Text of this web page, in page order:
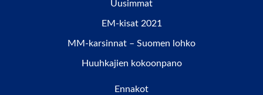
Uusimmat
EM-kisat 2021
MM-karsinnat – Suomen lohko
Huuhkajien kokoonpano
Ennakot